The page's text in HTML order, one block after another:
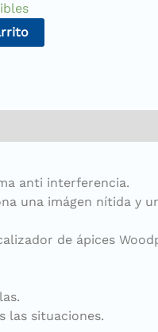
anti interferencia.
una imágen nítida y
de ápices
las situaciones.